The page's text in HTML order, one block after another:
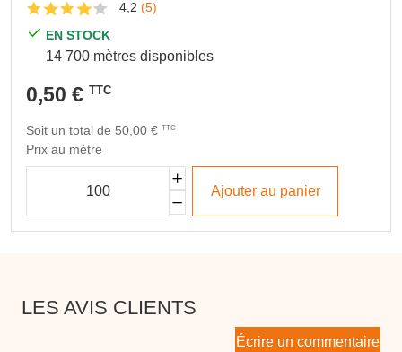
4,2 (5)
EN STOCK
14 700 mètres disponibles
0,50 € TTC
Soit un total de 50,00 € TTC
Prix au mètre
Ajouter au panier
LES AVIS CLIENTS
Écrire un commentaire